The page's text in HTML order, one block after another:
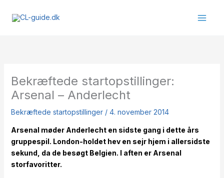
Bekræftede startopstillinger:
Arsenal – Anderlecht
Bekræftede startopstillinger/ 4. november 2014
Arsenal møder Anderlecht en sidste gang i dette års
gruppespil. London-holdet hev en sejr hjem i allersidste
sekund, da de besøgt Belgien. I aften er Arsenal
storfavoritter.